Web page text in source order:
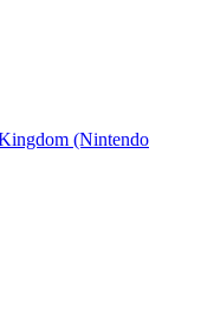
(Nintendo